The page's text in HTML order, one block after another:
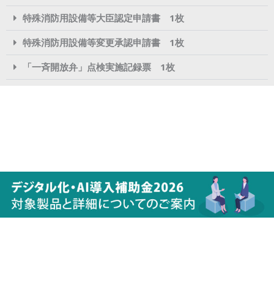
特殊消防用設備等大臣認定申請書 1枚
特殊消防用設備等変更承認申請書 1枚
「一斉開放弁」点検実施記録票 1枚